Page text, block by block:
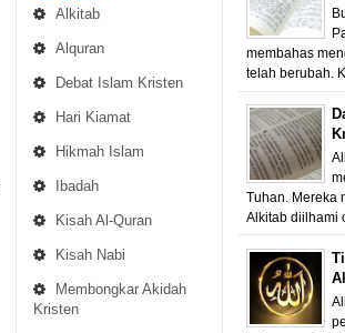
Alkitab
Alquran
Debat Islam Kristen
Hari Kiamat
Hikmah Islam
Ibadah
Kisah Al-Quran
Kisah Nabi
Membongkar Akidah
Kristen
membahas
telah berubah.
Tuhan. Mereka
Alkitab diilhami